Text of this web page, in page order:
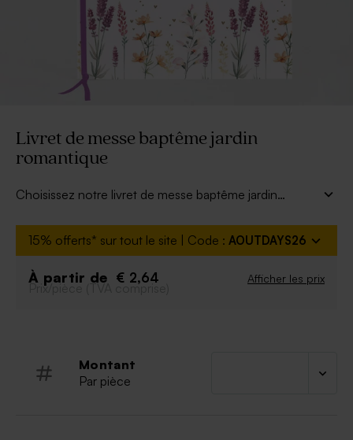
Livret de messe baptême jardin
romantique
Choisissez notre livret de messe baptême jardin
prépare. De superbes fleurs dessinées en aquarelle
réhaussent avec de magnifiques couleurs le fond
collection notre faire part naissance jardin romantique.
15% offerts* sur tout le site | Code : AOUTDAYS26
À partir de € 2,64 Afficher les prix
Prix/pièce (TVA comprise)
Montant
Par pièce